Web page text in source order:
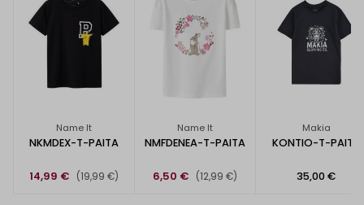
Name It
NKMDEX-T-PAITA
14,99 € (19,99 €)
Name It
NMFDENEA-T-PAITA
6,50 € (12,99 €)
Makia
KONTIO-T-PAITA
35,00 €